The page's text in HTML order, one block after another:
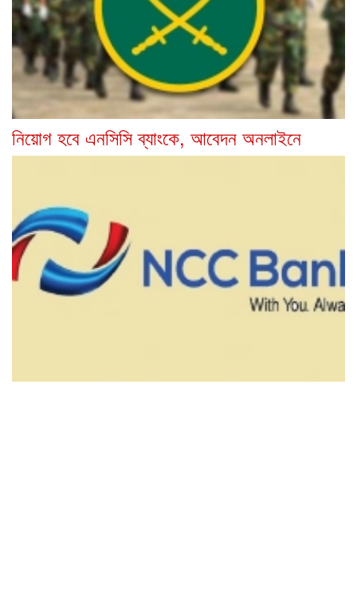
নিয়োগ হবে এনসিসি ব্যাংকে, আবেদন অনলাইনে